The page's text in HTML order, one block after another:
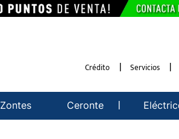
Crédito Servicios
Zontes Ceronte